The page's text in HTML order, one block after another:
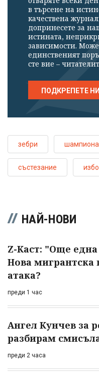
в търсене на
качествена
допринесете за
истината,
зависимости.
единственият
сте вие –
ПОДКРЕПЕТЕ НИ
зебри
състезание
НАЙ-НОВИ
Z-Каст: "Още една
Нова мигрантска
атака?
преди 1 час
Ангел Кунчев за
разбирам
преди 2 часа